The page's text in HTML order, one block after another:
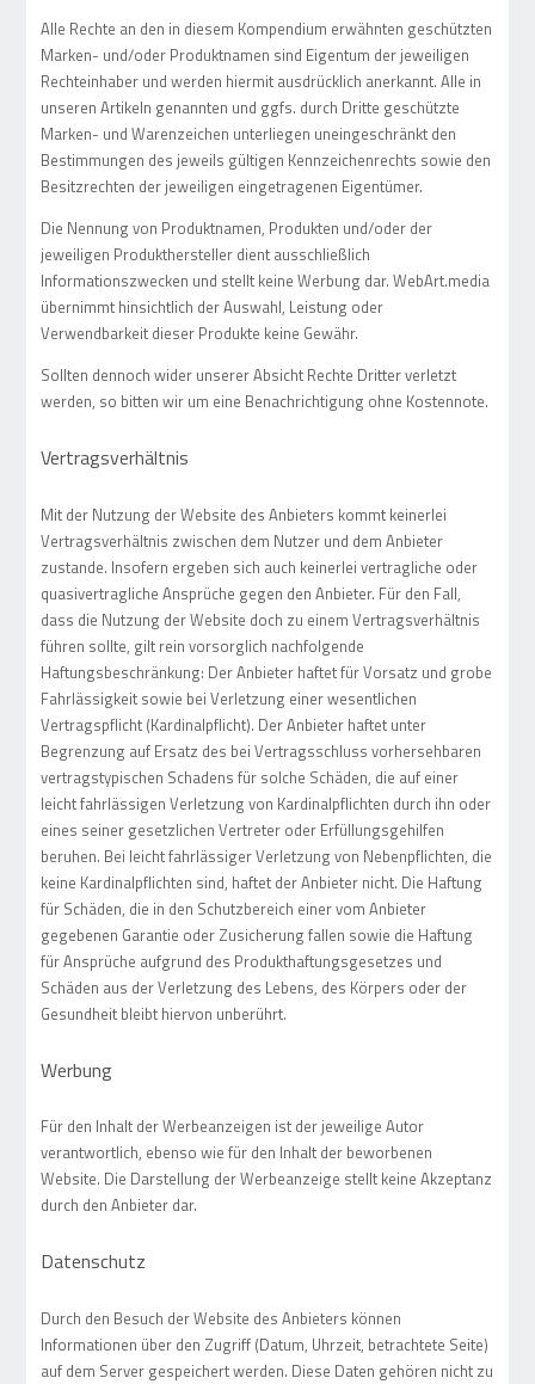
Alle Rechte an den in diesem Kompendium erwähnten geschützten
Marken- und/oder Produktnamen sind Eigentum der jeweiligen
Rechteinhaber und werden hiermit ausdrücklich anerkannt. Alle in
unseren Artikeln genannten und ggfs. durch Dritte geschützte
Marken- und Warenzeichen unterliegen uneingeschränkt den
Bestimmungen des jeweils gültigen Kennzeichenrechts sowie den
Besitzrechten der jeweiligen eingetragenen Eigentümer.
Die Nennung von Produktnamen, Produkten und/oder der
jeweiligen Produkthersteller dient ausschließlich
Informationszwecken und stellt keine Werbung dar. WebArt.media
übernimmt hinsichtlich der Auswahl, Leistung oder
Verwendbarkeit dieser Produkte keine Gewähr.
Sollten dennoch wider unserer Absicht Rechte Dritter verletzt
werden, so bitten wir um eine Benachrichtigung ohne Kostennote.
Vertragsverhältnis
Mit der Nutzung der Website des Anbieters kommt keinerlei
Vertragsverhältnis zwischen dem Nutzer und dem Anbieter
zustande. Insofern ergeben sich auch keinerlei vertragliche oder
quasivertragliche Ansprüche gegen den Anbieter. Für den Fall,
dass die Nutzung der Website doch zu einem Vertragsverhältnis
führen sollte, gilt rein vorsorglich nachfolgende
Haftungsbeschränkung: Der Anbieter haftet für Vorsatz und grobe
Fahrlässigkeit sowie bei Verletzung einer wesentlichen
Vertragspflicht (Kardinalpflicht). Der Anbieter haftet unter
Begrenzung auf Ersatz des bei Vertragsschluss vorhersehbaren
vertragstypischen Schadens für solche Schäden, die auf einer
leicht fahrlässigen Verletzung von Kardinalpflichten durch ihn oder
eines seiner gesetzlichen Vertreter oder Erfüllungsgehilfen
beruhen. Bei leicht fahrlässiger Verletzung von Nebenpflichten, die
keine Kardinalpflichten sind, haftet der Anbieter nicht. Die Haftung
für Schäden, die in den Schutzbereich einer vom Anbieter
gegebenen Garantie oder Zusicherung fallen sowie die Haftung
für Ansprüche aufgrund des Produkthaftungsgesetzes und
Schäden aus der Verletzung des Lebens, des Körpers oder der
Gesundheit bleibt hiervon unberührt.
Werbung
Für den Inhalt der Werbeanzeigen ist der jeweilige Autor
verantwortlich, ebenso wie für den Inhalt der beworbenen
Website. Die Darstellung der Werbeanzeige stellt keine Akzeptanz
durch den Anbieter dar.
Datenschutz
Durch den Besuch der Website des Anbieters können
Informationen über den Zugriff (Datum, Uhrzeit, betrachtete Seite)
auf dem Server gespeichert werden. Diese Daten gehören nicht zu